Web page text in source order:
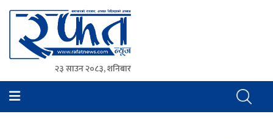
Rafat News
समाचारको रफ्तार, आवाज बिहिनहरुको आवाज
२३ साउन २०८३, शनिबार